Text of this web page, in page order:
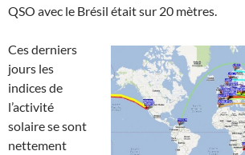
QSO avec le Brésil était sur 20 mètres.
Ces derniers
jours les
indices de
l’activité
solaire se sont
nettement